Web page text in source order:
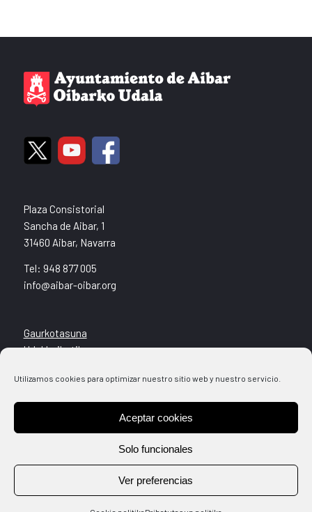
Utilizamos cookies para optimizar nuestro sitio web y nuestro servicio.
Aceptar cookies
Solo funcionales
Ver preferencias
Plaza Consistorial
Sancha de Aibar, 1
31460 Aibar, Navarra
Tel: 948 877 005
info@aibar-oibar.org
Gaurkotasuna
Udal Leihatila
Kultura + Kirola
Legezko abisua
Pribatutasun politika